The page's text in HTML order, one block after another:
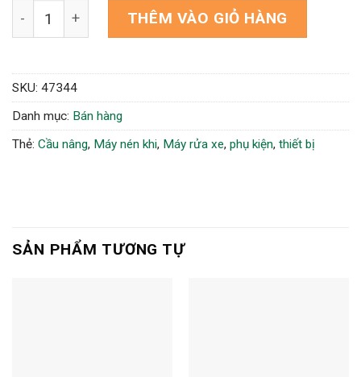
Theme WordPress bán thiết bị rửa xe ô tô số lượng
THÊM VÀO GIỎ HÀNG
SKU: 47344
Danh mục: Bán hàng
Thẻ: Cầu nâng, Máy nén khi, Máy rửa xe, phụ kiện, thiết bị
SẢN PHẨM TƯƠNG TỰ